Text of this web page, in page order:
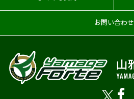
お問い合わせ